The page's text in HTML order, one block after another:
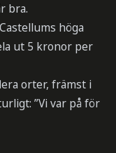
bra.
höga
ut 5 kronor per
orter, främst i
”Vi var på för